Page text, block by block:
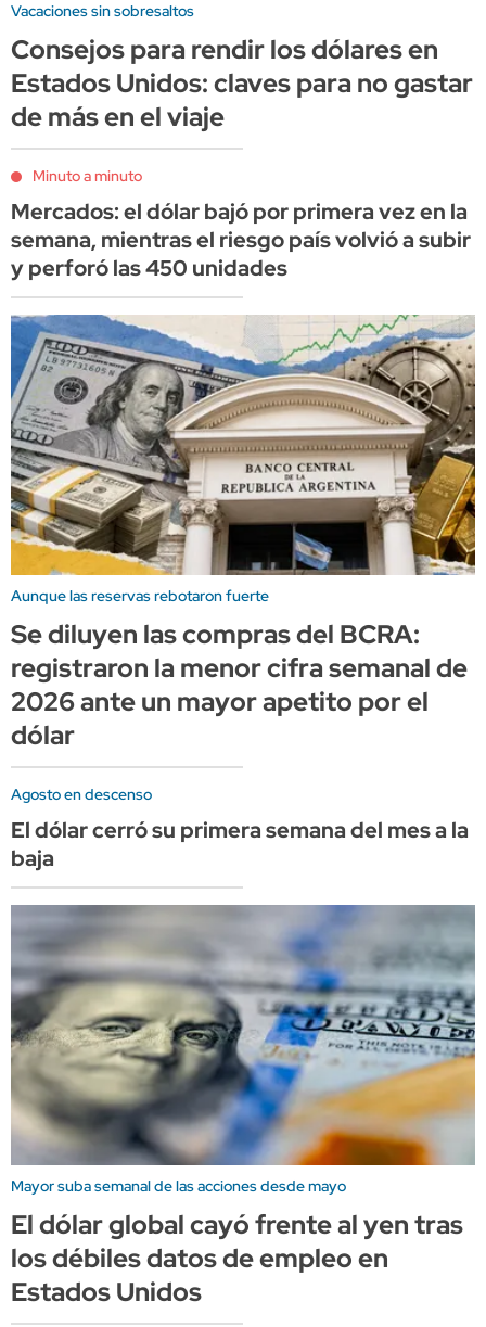
Vacaciones sin sobresaltos
Consejos para rendir los dólares en
Estados Unidos: claves para no gastar
de más en el viaje
Minuto a minuto
Mercados: el dólar bajó por primera vez en la
semana, mientras el riesgo país volvió a subir
y perforó las 450 unidades
Aunque las reservas rebotaron fuerte
Se diluyen las compras del BCRA:
registraron la menor cifra semanal de
2026 ante un mayor apetito por el
dólar
Agosto en descenso
El dólar cerró su primera semana del mes a la
baja
Mayor suba semanal de las acciones desde mayo
El dólar global cayó frente al yen tras
los débiles datos de empleo en
Estados Unidos